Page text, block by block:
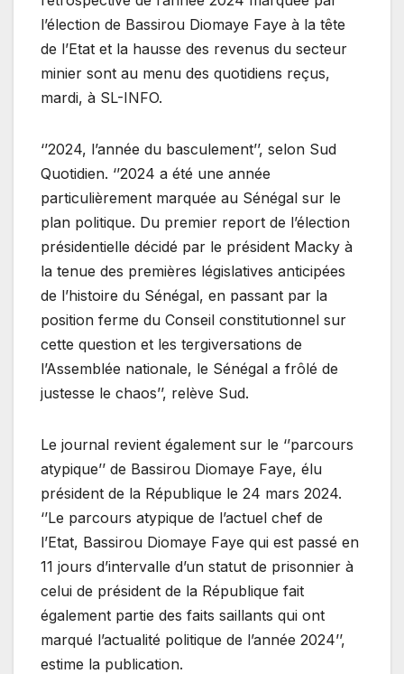
l’élection de Bassirou Diomaye Faye à la tête
de l’Etat et la hausse des revenus du secteur
minier sont au menu des quotidiens reçus,
mardi, à SL-INFO.
‘’2024, l’année du basculement’’, selon Sud
Quotidien. ‘’2024 a été une année
particulièrement marquée au Sénégal sur le
plan politique. Du premier report de l’élection
présidentielle décidé par le président Macky à
la tenue des premières législatives anticipées
de l’histoire du Sénégal, en passant par la
position ferme du Conseil constitutionnel sur
cette question et les tergiversations de
l’Assemblée nationale, le Sénégal a frôlé de
justesse le chaos’’, relève Sud.
Le journal revient également sur le ‘’parcours
atypique’’ de Bassirou Diomaye Faye, élu
président de la République le 24 mars 2024.
‘’Le parcours atypique de l’actuel chef de
l’Etat, Bassirou Diomaye Faye qui est passé en
11 jours d’intervalle d’un statut de prisonnier à
celui de président de la République fait
également partie des faits saillants qui ont
marqué l’actualité politique de l’année 2024’’,
estime la publication.